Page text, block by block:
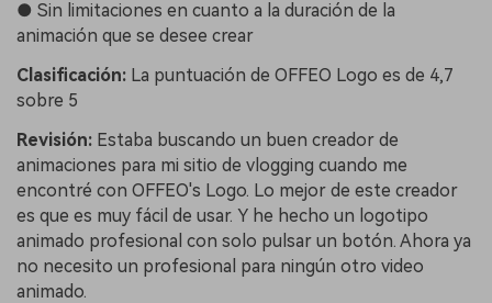
● Sin limitaciones en cuanto a la duración de la
animación que se desee crear
Clasificación: La puntuación de OFFEO Logo es de 4,7
sobre 5
Revisión: Estaba buscando un buen creador de
animaciones para mi sitio de vlogging cuando me
encontré con OFFEO's Logo. Lo mejor de este creador
es que es muy fácil de usar. Y he hecho un logotipo
animado profesional con solo pulsar un botón. Ahora ya
no necesito un profesional para ningún otro video
animado.